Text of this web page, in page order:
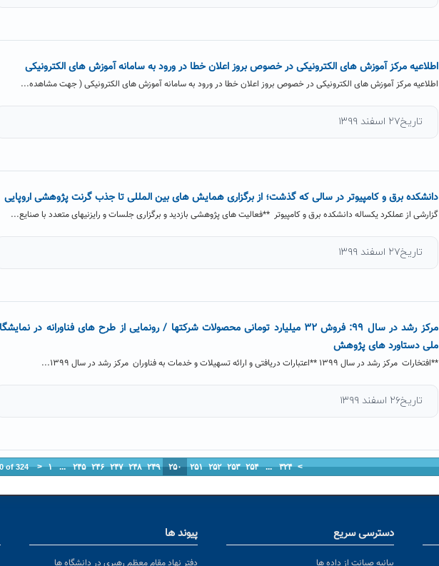
اطلاعیه مرکز آموزش های الکترونیکی در خصوص بروز اعلان خطا در ورود به سامانه آموزش های الکترونیکی
اطلاعیه مرکز آموزش های الکترونیکی در خصوص بروز اعلان خطا در ورود به سامانه آموزش های الکترونیکی ( جهت مشاهده...
تاریخ۲۷ اسفند ۱۳۹۹
دانشکده برق و کامپیوتر در سالی که گذشت؛ از برگزاری همایش های بین المللی تا جذب گرنت پژوهشی اروپایی
گزارشی از عملکرد یکساله دانشکده برق و کامپیوتر **فعالیت­ های پژوهشی بازدید و برگزاری جلسات و رایزنی­های متعدد با صنایع...
تاریخ۲۷ اسفند ۱۳۹۹
مرکز رشد در سال ۹۹: فروش ۳۲ میلیارد تومانی محصولات شرکتها / رونمایی از طرح های فناورانه در
ملی دستاورد های پژوهش
**افتخارات مرکز رشد در سال ۱۳۹۹ **اعتبارات دریافتی و ارائه تسهیلات و خدمات به فناوران مرکز رشد در سال ۱۳۹۹...
تاریخ۲۶ اسفند ۱۳۹۹
of 324 < ۱ ... ۲۴۵ ۲۴۶ ۲۴۷ ۲۴۸ ۲۴۹ ۲۵۰ ۲۵۱ ۲۵۲ ۲۵۳ ۲۵۴ ... ۳۲۴ >
دسترسی سریع
بیانیه صیانت از داده ها
پیوند ها
دفتر نهاد مقام معظم رهبری در دانشگاه ها